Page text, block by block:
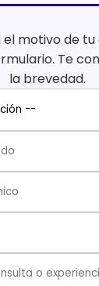
el motivo de
Te
la brevedad.